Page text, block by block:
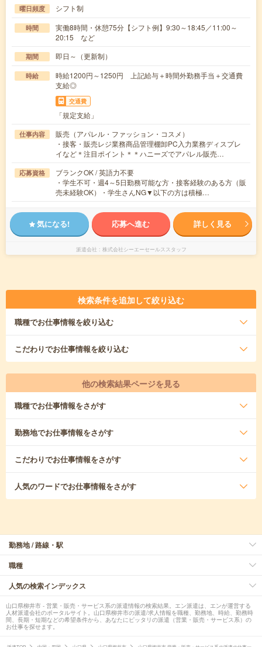
曜日頻度 シフト制
時間
実働8時間・休憩75分【シフト例】9:30～18:45／11:00～
20:15 など
期間 即日～（更新制）
時給
時給1200円～1250円 上記給与＋時間外勤務手当＋交通費
支給◎
交通費
「規定支給」
仕事内容
販売（アパレル・ファッション・コスメ）
・接客・販売レジ業務商品管理棚卸PC入力業務ディスプレ
イなど＊注目ポイント＊＊ハニーズでアパレル販売…
応募資格
ブランクOK / 英語力不要
・学生不可・週4～5日勤務可能な方・接客経験のある方（販
売未経験OK）・学生さんNG▼以下の方は積極…
気になる! 応募へ進む 詳しく見る
派遣会社 株式会社シーエーセールススタッフ
検索条件を追加して絞り込む
職種でお仕事情報を絞り込む
こだわりでお仕事情報を絞り込む
他の検索結果ページを見る
職種でお仕事情報をさがす
勤務地でお仕事情報をさがす
こだわりでお仕事情報をさがす
人気のワードでお仕事情報をさがす
勤務地 / 路線・駅
職種
人気の検索インデックス
山口県柳井市 - 営業・販売・サービス系の派遣情報の検索結果。エン派遣は、エンが運営する
人材派遣会社のポータルサイト。山口県柳井市の派遣/求人情報を職種、勤務地、時給、勤務時
間、長期・短期などの希望条件から、あなたにピッタリの派遣（営業・販売・サービス系）の
お仕事を探せます。